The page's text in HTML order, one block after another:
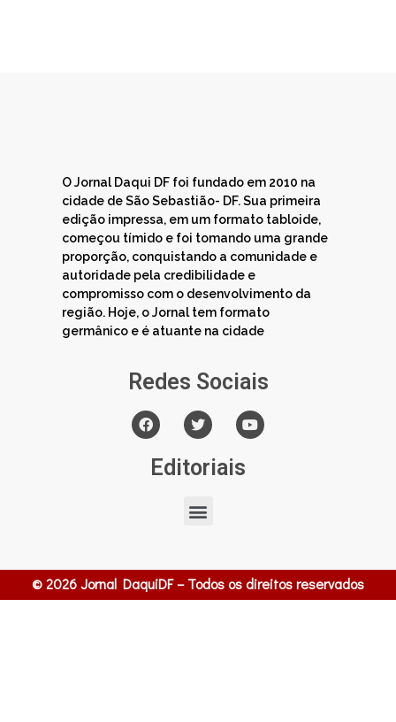
O Jornal Daqui DF foi fundado em 2010 na
cidade de São Sebastião- DF. Sua primeira
edição impressa, em um formato tabloide,
começou tímido e foi tomando uma grande
proporção, conquistando a comunidade e
autoridade pela credibilidade e
compromisso com o desenvolvimento da
região. Hoje, o Jornal tem formato
germânico e é atuante na cidade
Redes Sociais
Editoriais
© 2026 Jornal DaquiDF – Todos os direitos reservados